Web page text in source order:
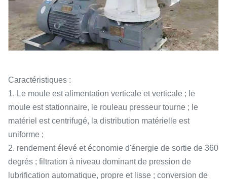
Caractéristiques :
1. Le moule est alimentation verticale et verticale ; le
moule est stationnaire, le rouleau presseur tourne ; le
matériel est centrifugé, la distribution matérielle est
uniforme ;
2. rendement élevé et économie d'énergie de sortie de 360
degrés ; filtration à niveau dominant de pression de
lubrification automatique, propre et lisse ; conversion de